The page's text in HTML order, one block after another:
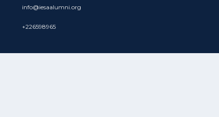
info@iesaalumni.org
+226598965